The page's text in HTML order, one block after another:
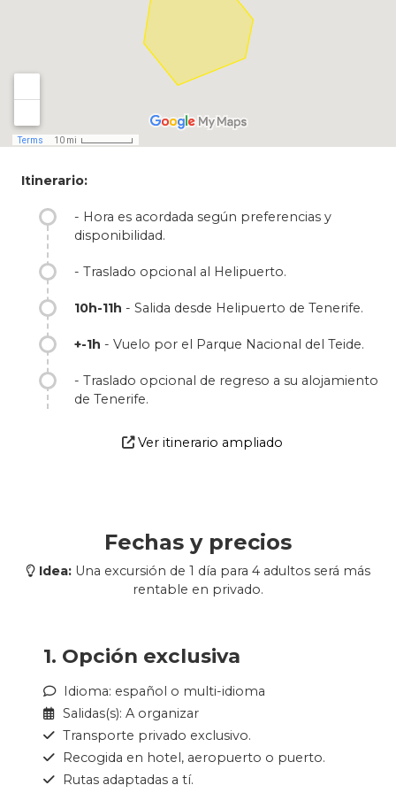
visitado de Europa, en el archipiélago de las
Islas Canarias en su Isla de Tenerife. Tanto en
verano como en invierno nevado, el volcán
Teide, Patrimonio de la Humanidad por la
UNESCO desde 1997 y el mayor pico de
Son muchas opciones que ofrecemos,
helipuerto, disfrutar del vuelo con una copa
¡Consultenos!
Itinerario:
- Hora es acordada según preferencias y
disponibilidad.
- Traslado opcional al Helipuerto.
10h-11h - Salida desde Helipuerto de Tenerife.
+-1h - Vuelo por el Parque Nacional del Teide.
- Traslado opcional de regreso a su alojamiento
de Tenerife.
Ver itinerario ampliado
Fechas y precios
Idea: Una excursión de 1 día para 4 adultos será más
rentable en privado.
1. Opción exclusiva
Idioma: español o multi-idioma
Salidas(s): A organizar
Transporte privado exclusivo.
Recogida en hotel, aeropuerto o puerto.
Rutas adaptadas a tí.